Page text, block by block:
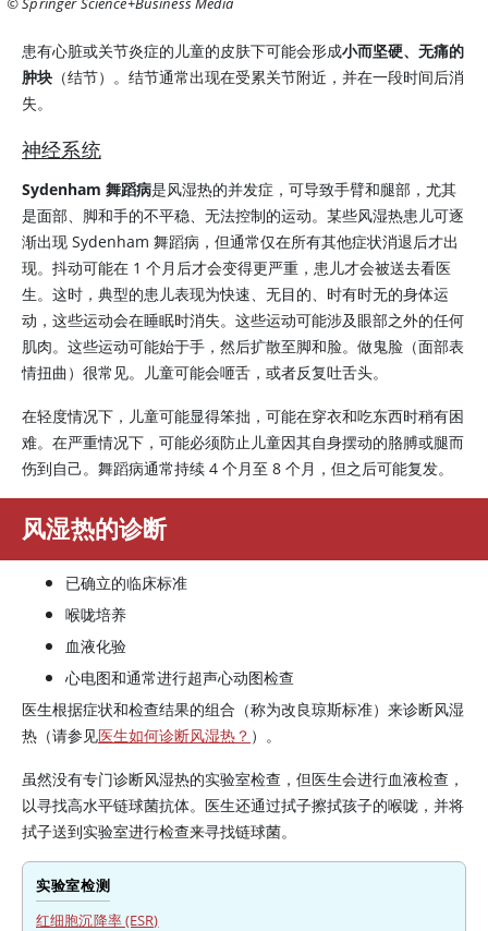
患有心脏或关节炎症的儿童的皮肤下可能会形成小而坚硬、无痛的
肿块 （结节）。结节通常出现在受累关节附近，并在一段时间后消
失。
神经系统
Sydenham 舞蹈病是风湿热的并发症，可导致手臂和腿部，尤其
是面部、脚和手的不平稳、无法控制的运动。某些风湿热患儿可逐
渐出现 Sydenham 舞蹈病，但通常仅在所有其他症状消退后才出
现。抖动可能在 1 个月后才会变得更严重，患儿才会被送去看医
生。这时，典型的患儿表现为快速、无目的、时有时无的身体运
动，这些运动会在睡眠时消失。这些运动可能涉及眼部之外的任何
肌肉。这些运动可能始于手，然后扩散至脚和脸。做鬼脸（面部表
情扭曲）很常见。儿童可能会咂舌，或者反复吐舌头。
在轻度情况下，儿童可能显得笨拙，可能在穿衣和吃东西时稍有困
难。在严重情况下，可能必须防止儿童因其自身摆动的胳膊或腿而
伤到自己。舞蹈病通常持续 4 个月至 8 个月，但之后可能复发。
风湿热的诊断
已确立的临床标准
喉咙培养
血液化验
心电图和通常进行超声心动图检查
医生根据症状和检查结果的组合（称为改良琼斯标准）来诊断风湿
热（请参见医生如何诊断风湿热？ ）。
虽然没有专门诊断风湿热的实验室检查，但医生会进行血液检查，
以寻找高水平链球菌抗体。医生还通过拭子擦拭孩子的喉咙，并将
拭子送到实验室进行检查来寻找链球菌。
实验室检测
红细胞沉降率 (ESR)